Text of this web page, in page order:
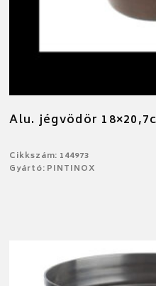
Alu. jégvödör
Cikkszám: 144973
Gyártó: PINTINOX